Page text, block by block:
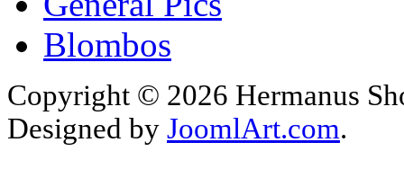
Blombos
Copyright © 2026 Hermanus
Designed by JoomlArt.com.